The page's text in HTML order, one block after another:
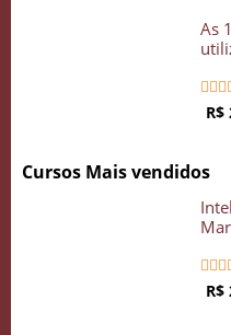
As
  
R$
Cursos Mais vendidos
  
R$